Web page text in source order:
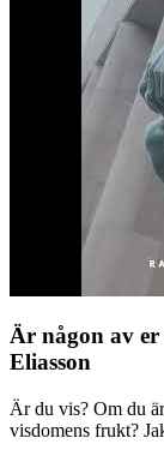
Är någon av er
Eliasson
Är du vis? Om du
visdomens frukt?